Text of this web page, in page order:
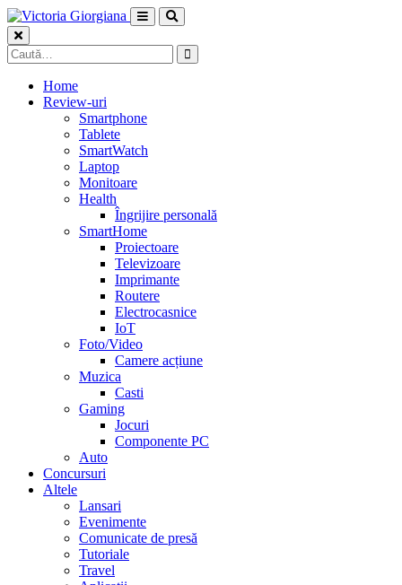
Skip
to
content
Caută
după:
Home
Review-uri
Smartphone
Tablete
SmartWatch
Laptop
Monitoare
Health
Îngrijire personală
SmartHome
Proiectoare
Televizoare
Imprimante
Routere
Electrocasnice
IoT
Foto/Video
Camere acțiune
Muzica
Casti
Gaming
Jocuri
Componente PC
Auto
Concursuri
Altele
Lansari
Evenimente
Comunicate de presă
Tutoriale
Travel